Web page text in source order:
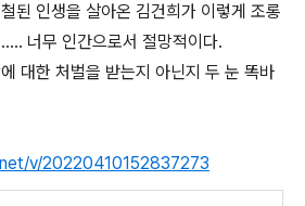
된 인생을 살아온 김건희가 이렇게 조롱
너무 인간으로서 절망적이다.
대한 처벌을 받는지 아닌지 두 눈 똑바
v/20220410152837273